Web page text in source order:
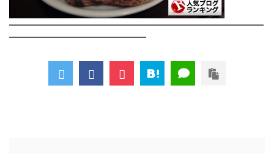
――――――――――――――――――――――――――
――――――――――――――